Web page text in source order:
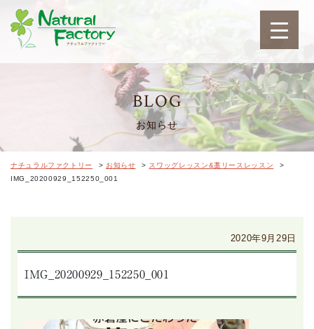
ナチュラルファクトリ
BLOG
お知らせ
ナチュラルファクトリー > お知らせ > スワッグレッスン&藁リースレッスン
>
IMG_20200929_152250_001
2020年9月29日
IMG_20200929_152250_001